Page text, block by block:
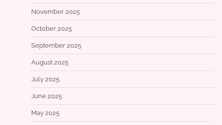
November 2025
October 2025
September 2025
August 2025
July 2025
June 2025
May 2025